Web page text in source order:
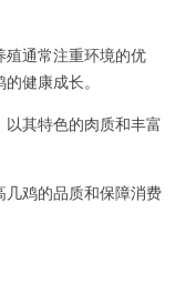
通常注重环境的优
健康成长。
其特色的肉质和丰富
鸡的品质和保障消费